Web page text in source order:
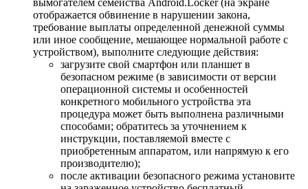
вымогателем семейства Android.Locker (на экране
отображается обвинение в нарушении закона,
требование выплаты определенной денежной суммы
или иное сообщение, мешающее нормальной работе с
устройством), выполните следующие действия:
загрузите свой смартфон или планшет в
безопасном режиме (в зависимости от версии
операционной системы и особенностей
конкретного мобильного устройства эта
процедура может быть выполнена различными
способами; обратитесь за уточнением к
инструкции, поставляемой вместе с
приобретенным аппаратом, или напрямую к его
производителю);
после активации безопасного режима установите